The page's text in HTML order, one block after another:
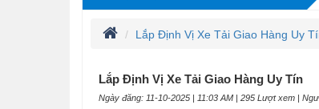
Lắp Định Vị Xe Tải Giao Hàng Uy
Lắp Định Vị Xe Tải Giao Hàng Uy Tín
Ngày đăng: 11-10-2025 | 11:03 AM | 295 Lượt xem |